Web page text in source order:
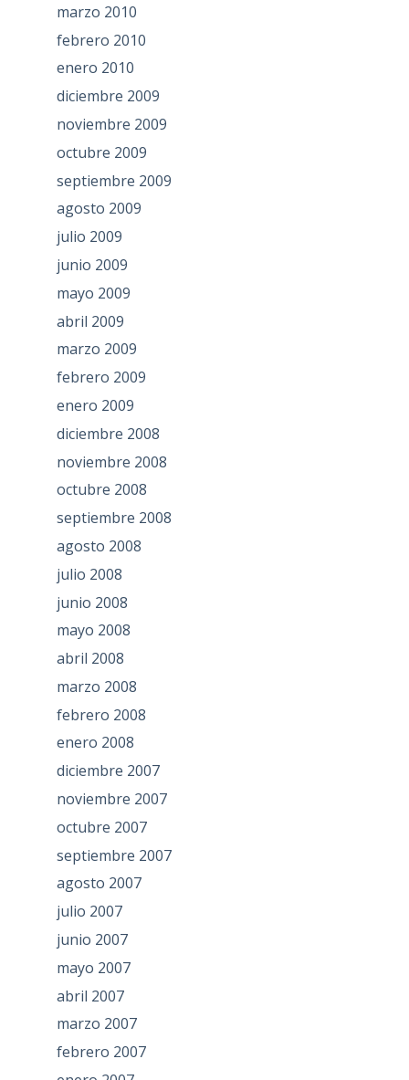
marzo 2010
febrero 2010
enero 2010
diciembre 2009
noviembre 2009
octubre 2009
septiembre 2009
agosto 2009
julio 2009
junio 2009
mayo 2009
abril 2009
marzo 2009
febrero 2009
enero 2009
diciembre 2008
noviembre 2008
octubre 2008
septiembre 2008
agosto 2008
julio 2008
junio 2008
mayo 2008
abril 2008
marzo 2008
febrero 2008
enero 2008
diciembre 2007
noviembre 2007
octubre 2007
septiembre 2007
agosto 2007
julio 2007
junio 2007
mayo 2007
abril 2007
marzo 2007
febrero 2007